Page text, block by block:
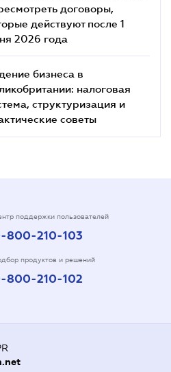
договоры,
действуют после 1
2026 года
бизнеса в
налоговая
структуризация и
советы
поддержки пользователей
800-210-103
продуктов и решений
800-210-102